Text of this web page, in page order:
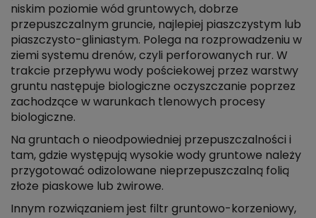
niskim poziomie wód gruntowych, dobrze
przepuszczalnym gruncie, najlepiej piaszczystym lub
piaszczysto-gliniastym. Polega na rozprowadzeniu w
ziemi systemu drenów, czyli perforowanych rur. W
trakcie przepływu wody pościekowej przez warstwy
gruntu następuje biologiczne oczyszczanie poprzez
zachodzące w warunkach tlenowych procesy
biologiczne.
Na gruntach o nieodpowiedniej przepuszczalności i
tam, gdzie występują wysokie wody gruntowe należy
przygotować odizolowane nieprzepuszczalną folią
złoże piaskowe lub żwirowe.
Innym rozwiązaniem jest filtr gruntowo-korzeniowy,